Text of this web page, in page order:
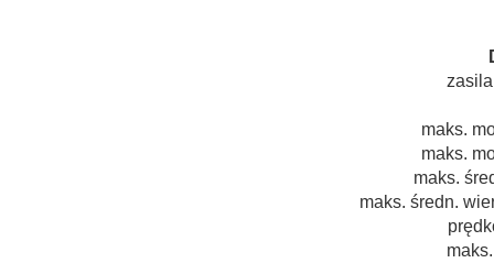
maks.
maks.
maks.
maks. średn.